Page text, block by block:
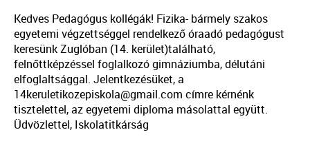
Kedves Pedagógus kollégák! Fizika- bármely szakos
egyetemi végzettséggel rendelkező óraadó pedagógust
keresünk Zuglóban (14. kerület)található,
felnőttképzéssel foglalkozó gimnáziumba, délutáni
elfoglaltsággal. Jelentkezésüket, a
14keruletikozepiskola@gmail.com címre kérnénk
tisztelettel, az egyetemi diploma másolattal együtt.
Üdvözlettel, Iskolatitkárság